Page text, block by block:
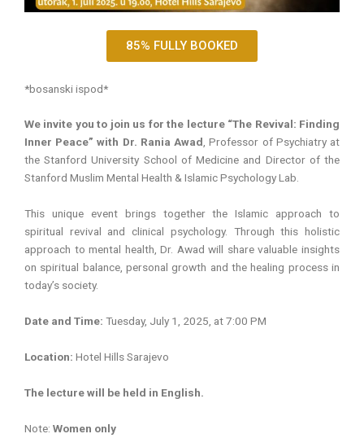
85% FULLY BOOKED
*bosanski ispod*
We invite you to join us for the lecture “The Revival: Finding
Inner Peace” with Dr. Rania Awad, Professor of Psychiatry at
the Stanford University School of Medicine and Director of the
Stanford Muslim Mental Health & Islamic Psychology Lab.
This unique event brings together the Islamic approach to
spiritual revival and clinical psychology. Through this holistic
approach to mental health, Dr. Awad will share valuable insights
on spiritual balance, personal growth and the healing process in
today’s society.
Date and Time: Tuesday, July 1, 2025, at 7:00 PM
Location: Hotel Hills Sarajevo
The lecture will be held in English.
Note: Women only